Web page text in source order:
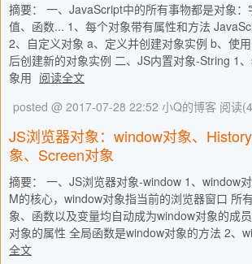
摘要： 一、JavaScript中的所有事物都是对象
值、函数... 1、每个对象带有属性和方法
2、自定义对象 a、定义并创建对象实例 b、使
后创建新的对象实例 二、JS内置对象-String 1
象用 阅读全文
posted @ 2017-07-28 22:52 小Q的博客 阅读
JS浏览器对象：window对象、
象、Screen对象
摘要： 一、JS浏览器对象-window 1、window
M的核心，window对象指当前的浏览器窗口 所
象、函数以及变量均自动成为window对象的成
对象的属性 全局函数是window对象的方法 2、
全文